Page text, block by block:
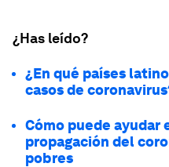
¿Has leído?
¿En qué países
casos de
Cómo puede ayudar
propagación del
pobres